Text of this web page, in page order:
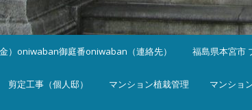
金）oniwaban御庭番oniwaban（連絡先） 福島県本宮市
剪定工事（個人邸） マンション植栽管理 マンショ